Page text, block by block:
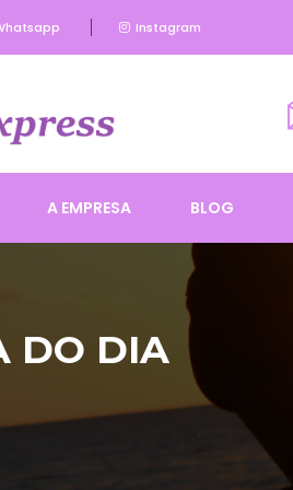
Instagram
A EMPRESA BLOG
DO DIA